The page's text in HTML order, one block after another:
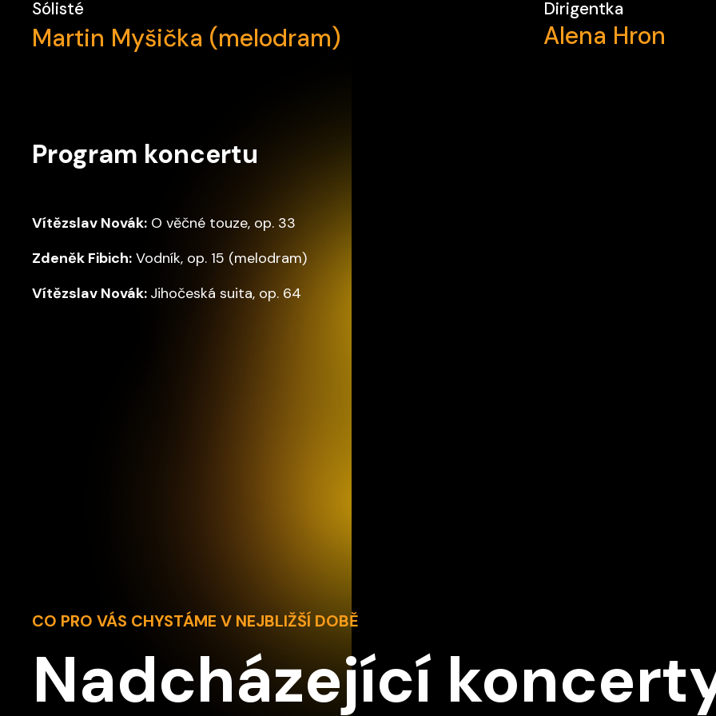
Sólisté
Martin Myšička (melodram)
Dirigentka
Alena Hron
Program koncertu
Vítězslav Novák: O věčné touze, op. 33
Zdeněk Fibich: Vodník, op. 15 (melodram)
Vítězslav Novák: Jihočeská suita, op. 64
CO PRO VÁS CHYSTÁME V NEJBLIŽŠÍ DOBĚ
Nadcházející